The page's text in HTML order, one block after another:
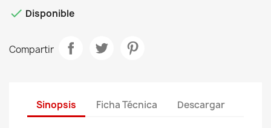
 Disponible
Compartir
Sinopsis Ficha Técnica Descargar